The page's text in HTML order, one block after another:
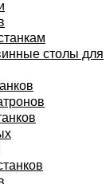
столы для